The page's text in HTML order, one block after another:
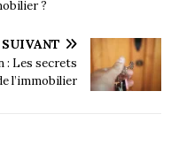
?
SUIVANT
: Les secrets
l’immobilier